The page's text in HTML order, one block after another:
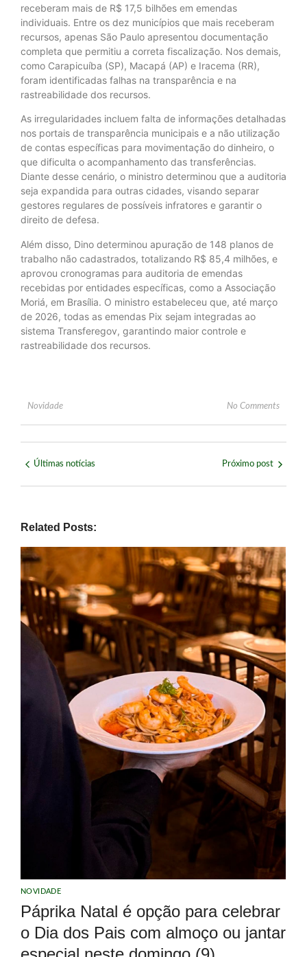
receberam mais de R$ 17,5 bilhões em emendas
individuais. Entre os dez municípios que mais receberam
recursos, apenas São Paulo apresentou documentação
completa que permitiu a correta fiscalização. Nos demais,
como Carapicuíba (SP), Macapá (AP) e Iracema (RR),
foram identificadas falhas na transparência e na
rastreabilidade dos recursos.
As irregularidades incluem falta de informações detalhadas
nos portais de transparência municipais e a não utilização
de contas específicas para movimentação do dinheiro, o
que dificulta o acompanhamento das transferências.
Diante desse cenário, o ministro determinou que a auditoria
seja expandida para outras cidades, visando separar
gestores regulares de possíveis infratores e garantir o
direito de defesa.
Além disso, Dino determinou apuração de 148 planos de
trabalho não cadastrados, totalizando R$ 85,4 milhões, e
aprovou cronogramas para auditoria de emendas
recebidas por entidades específicas, como a Associação
Moriá, em Brasília. O ministro estabeleceu que, até março
de 2026, todas as emendas Pix sejam integradas ao
sistema Transferegov, garantindo maior controle e
rastreabilidade dos recursos.
Novidade No Comments
Últimas notícias Próximo post
Related Posts:
NOVIDADE
Páprika Natal é opção para celebrar
o Dia dos Pais com almoço ou jantar